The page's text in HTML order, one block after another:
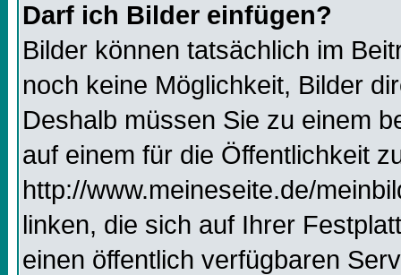
Darf ich Bilder einfügen?
Bilder können tatsächlich im
noch keine Möglichkeit, Bilder
Deshalb müssen Sie zu einem
auf einem für die Öffentlichkeit
http://www.meineseite.de/
linken, die sich auf Ihrer
einen öffentlich verfügbaren